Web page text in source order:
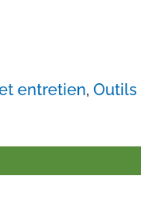
entretien, Outils